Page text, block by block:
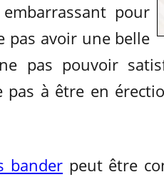
pour
pas avoir une belle
pas pouvoir
pas à être en
bander peut être